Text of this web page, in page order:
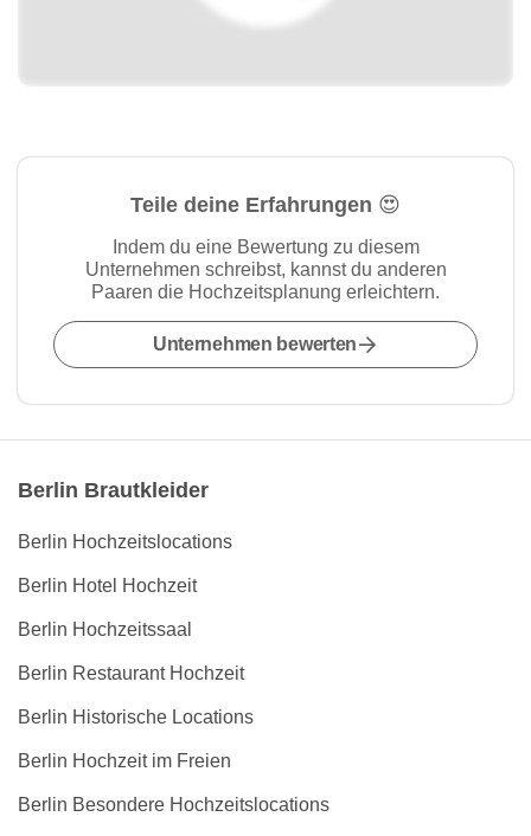
Teile deine Erfahrungen 😍
Indem du eine Bewertung zu diesem
Unternehmen schreibst, kannst du anderen
Paaren die Hochzeitsplanung erleichtern.
Unternehmen bewerten
Berlin Brautkleider
Berlin Hochzeitslocations
Berlin Hotel Hochzeit
Berlin Hochzeitssaal
Berlin Restaurant Hochzeit
Berlin Historische Locations
Berlin Hochzeit im Freien
Berlin Besondere Hochzeitslocations